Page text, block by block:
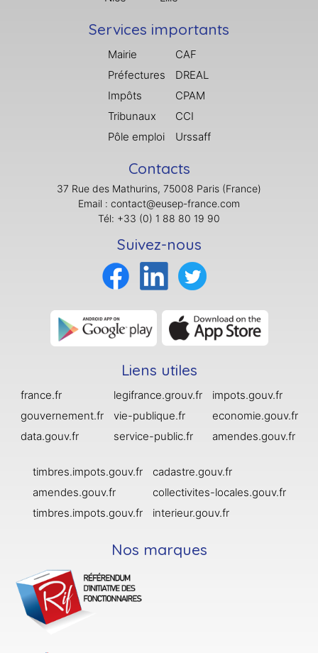
Services importants
Mairie
Préfectures
Impôts
Tribunaux
Pôle emploi
CAF
DREAL
CPAM
CCI
Urssaff
Contacts
37 Rue des Mathurins, 75008 Paris (France)
Email : contact@eusep-france.com
Tél: +33 (0) 1 88 80 19 90
Suivez-nous
Liens utiles
france.fr
gouvernement.fr
data.gouv.fr
legifrance.grouv.fr
vie-publique.fr
service-public.fr
impots.gouv.fr
economie.gouv.fr
amendes.gouv.fr
timbres.impots.gouv.fr
amendes.gouv.fr
timbres.impots.gouv.fr
cadastre.gouv.fr
collectivites-locales.gouv.fr
interieur.gouv.fr
Nos marques